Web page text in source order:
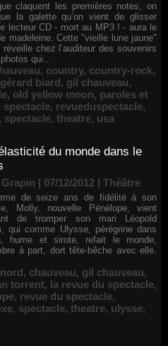
claquent les premières notes, on
la galette qu’on vient de glisser
lecteur CD - mort au MP3 ! - aura le
madeleine. Cette "vieille lune jaune"
chez l’auditeur des souvenirs
qui...
, country, country-rock,
gérard biard, gil chauveau,
, old yellow moon, paroles et
spectacle, revueduspectacle,
, spectacle, theatre, usa
du monde dans le
| 07/12/2012 | Théâtre
de seize ans de fidélité à son
Molly, nouvelle Pénélope, vient
de tromper son mari Léopold
qui comme Ulysse, pérégrine dans
hume et sirote, refait le monde,
à part, dort tête-bêche avec elle.
, chauveau, gil chauveau,
torrent, la revue du spectacle,
, revue du spectacle,
, spectacle, theatre, ulysse,